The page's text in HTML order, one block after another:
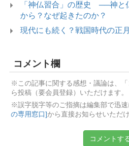
「神仏習合」の歴史 ──神と
から？なぜ起きたのか？
現代にも続く？戦国時代の正
コメント欄
※この記事に関する感想・議論は、
ら投稿（要会員登録）いただけます。
※誤字脱字等のご指摘は編集部で迅速
の専用窓口]から直接お知らせいただ
コメントす